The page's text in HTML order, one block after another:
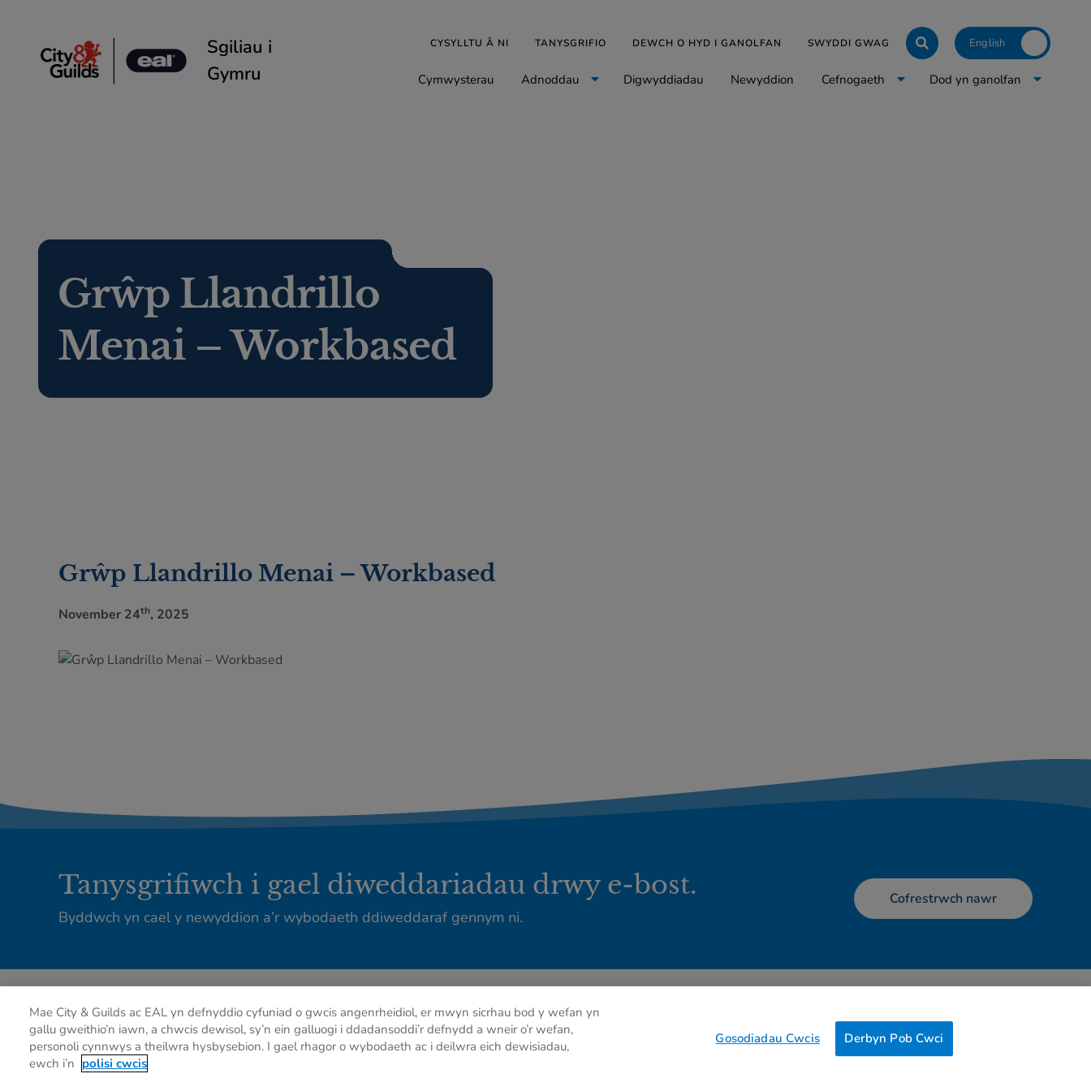
Sgiliau i
Gymru
CYSYLLTU Â NI TANYSGRIFIO DEWCH O HYD I GANOLFAN SWYDDI GWAG Click to toggle
Cymwysterau Adnoddau Digwyddiadau Newyddion Cefnogaeth Dod yn ganolfan
Grŵp Llandrillo
Menai – Workbased
Grŵp Llandrillo Menai – Workbased
November 24th, 2025
Tanysgrifiwch i gael diweddariadau drwy e-bost.
Byddwch yn cael y newyddion a’r wybodaeth ddiweddaraf gennym ni.
Cofrestrwch nawr
Hysbysiad preifatrwydd Telerau defnyddio Cysylltu â ni
Mae City & Guilds ac EAL yn defnyddio cyfuniad o gwcis angenrheidiol, er mwyn sicrhau bod y wefan yn
gallu gweithio’n iawn, a chwcis dewisol, sy’n ein galluogi i ddadansoddi’r defnydd a wneir o’r wefan,
personoli cynnwys a theilwra hysbysebion. I gael rhagor o wybodaeth ac i deilwra eich dewisiadau,
ewch i’n polisi cwcis
Gosodiadau Cwcis Derbyn Pob Cwci